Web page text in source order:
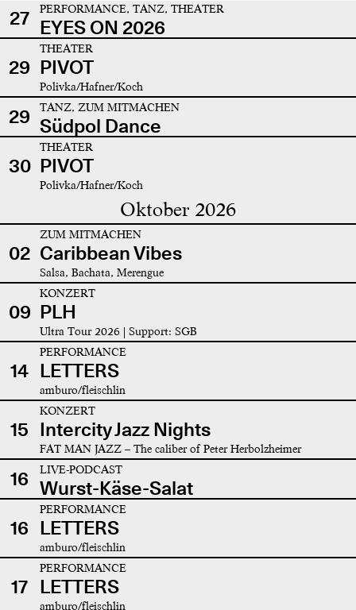
27 PERFORMANCE, TANZ, THEATER
EYES ON 2026
29
THEATER
PIVOT
Polivka/Hafner/Koch
29 TANZ, ZUM MITMACHEN
Südpol Dance
30
THEATER
PIVOT
Polivka/Hafner/Koch
Oktober 2026
02
ZUM MITMACHEN
Caribbean Vibes
Salsa, Bachata, Merengue
09
KONZERT
PLH
Ultra Tour 2026 | Support: SGB
14
PERFORMANCE
LETTERS
amburo/fleischlin
15
KONZERT
Intercity Jazz Nights
FAT MAN JAZZ – The caliber of Peter Herbolzheimer
16 LIVE-PODCAST
Wurst-Käse-Salat
16
PERFORMANCE
LETTERS
amburo/fleischlin
17
PERFORMANCE
LETTERS
amburo/fleischlin